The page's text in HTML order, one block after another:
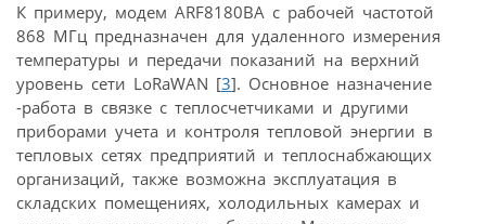
К примеру, модем ARF8180BA с рабочей частотой
868 МГц предназначен для удаленного измерения
температуры и передачи показаний на верхний
уровень сети LoRaWAN [3]. Основное назначение
-работа в связке с теплосчетчиками и другими
приборами учета и контроля тепловой энергии в
тепловых сетях предприятий и теплоснабжающих
организаций, также возможна эксплуатация в
складских помещениях, холодильных камерах и